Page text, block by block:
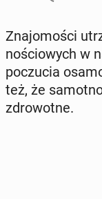
Zna­jo­mo­ści
no­ścio­wych w
po­czu­cia
też, że
zdro­wot­ne.